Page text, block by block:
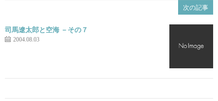
次の記事
司馬遼太郎と空海 －その７
2004.08.03